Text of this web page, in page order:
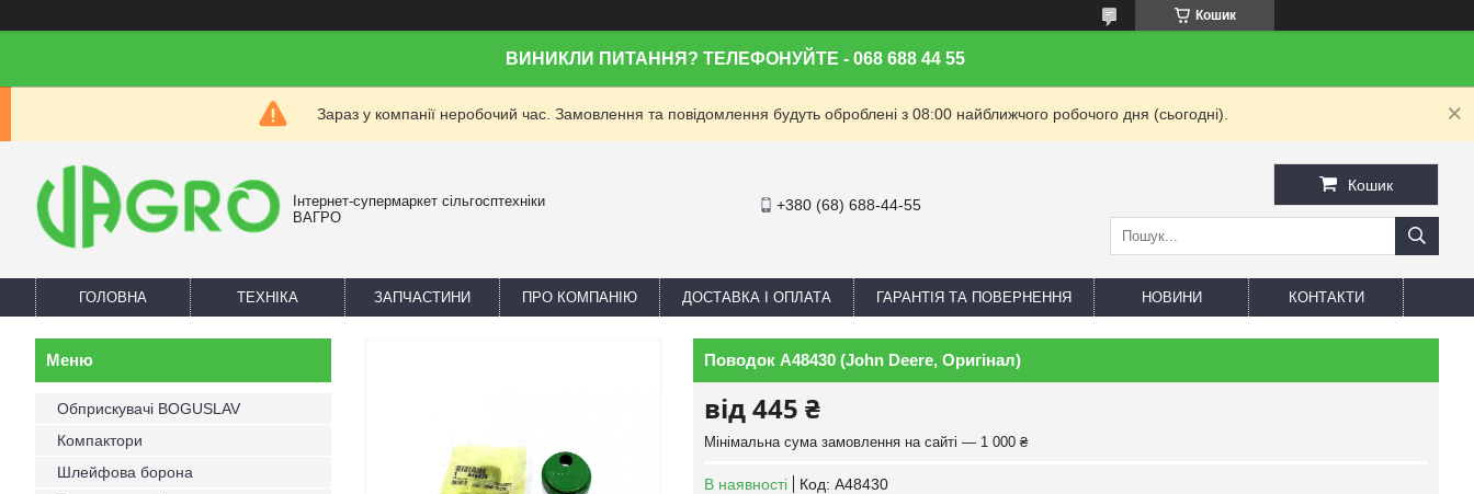
Кошик
ВИНИКЛИ ПИТАННЯ? ТЕЛЕФОНУЙТЕ - 068 688 44 55
Зараз у компанії неробочий час. Замовлення та повідомлення будуть оброблені з 08:00 найближчого робочого дня (сьогодні).
Інтернет-супермаркет сільгосптехніки
ВАГРО
+380 (68) 688-44-55
Кошик
ГОЛОВНА ТЕХНІКА ЗАПЧАСТИНИ ПРО КОМПАНІЮ ДОСТАВКА І ОПЛАТА ГАРАНТІЯ ТА ПОВЕРНЕННЯ НОВИНИ КОНТАКТИ
Поводок A48430 (John Deere, Оригінал)
від445 ₴
Мінімальна сума замовлення на сайті — 1 000 ₴
В наявності Код: A48430
Обприскувачі BOGUSLAV
Компактори
Шлейфова борона